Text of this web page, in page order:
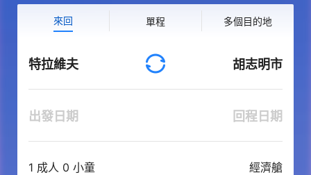
來回 單程 多個目的地
特拉維夫 胡志明市
出發日期 回程日期
1 成人 0 小童 經濟艙